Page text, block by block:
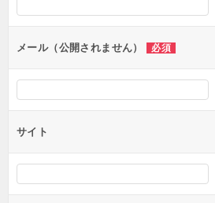
ンメール（公開されません） 必須
サイト